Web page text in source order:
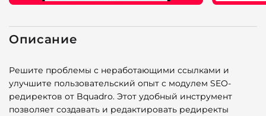
Описание
Решите проблемы с неработающими ссылками и
улучшите пользовательский опыт с модулем SEO-
редиректов от Bquadro. Этот удобный инструмент
позволяет создавать и редактировать редиректы